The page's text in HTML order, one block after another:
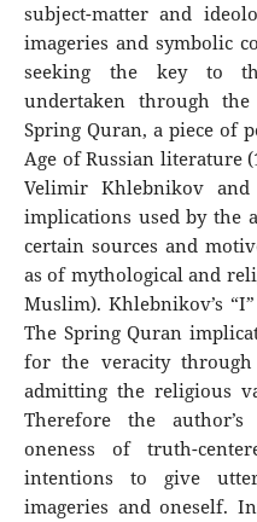
subject-matter and
imageries and symbolic
seeking the key to
undertaken through
Spring Quran, a piece of
Age of Russian literature
Velimir Khlebnikov
implications used by the
certain sources and
as of mythological and
Muslim). Khlebnikov’s
The Spring Quran
for the veracity
admitting the religious
Therefore the
oneness of truth-
intentions to give
imageries and oneself.